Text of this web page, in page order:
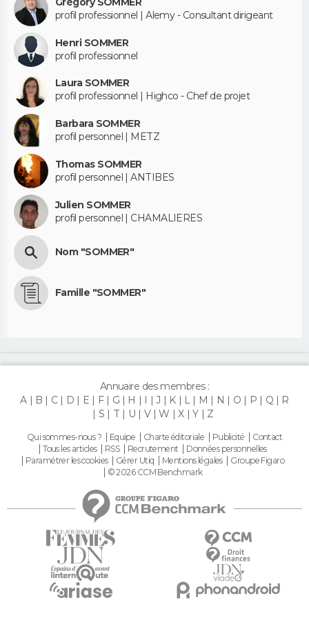
profil professionnel | Alemy - Consultant dirigeant
Henri SOMMER
profil professionnel
Laura SOMMER
profil professionnel | Highco - Chef de projet
Barbara SOMMER
profil personnel | METZ
Thomas SOMMER
profil personnel | ANTIBES
Julien SOMMER
profil personnel | CHAMALIERES
Nom "SOMMER"
Famille "SOMMER"
Annuaire des membres :
A
B C D E F G H I J K L M N O P Q
R
S
T U V W X Y Z
Qui sommes-nous ? Equipe Charte éditoriale Publicité
Contact
Tous les articles
RSS Recrutement
Données personnelles
Paramétrer les cookies
Gérer Utiq Mentions légales
Groupe Figaro
© 2026 CCM Benchmark